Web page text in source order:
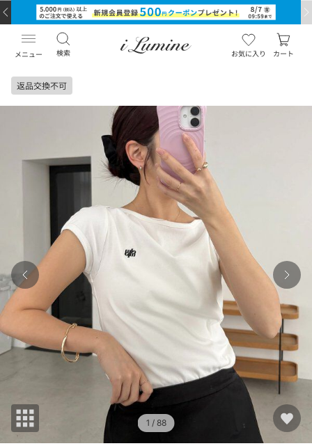
メニュー 検索 お気に入り カート
返品交換不可
1 / 88